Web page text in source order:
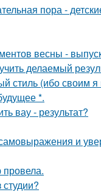
пора -
весны -
делаемый
стиль (ибо своим
*.
вау - результат?
и